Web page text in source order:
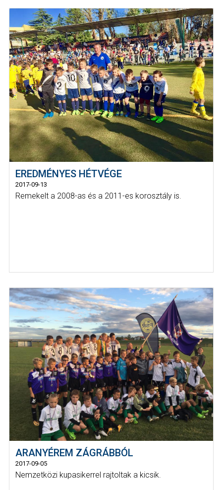
EREDMÉNYES HÉTVÉGE
2017-09-13
Remekelt a 2008-as és a 2011-es korosztály is.
ARANYÉREM ZÁGRÁBBÓL
2017-09-05
Nemzetközi kupasikerrel rajtoltak a kicsik.